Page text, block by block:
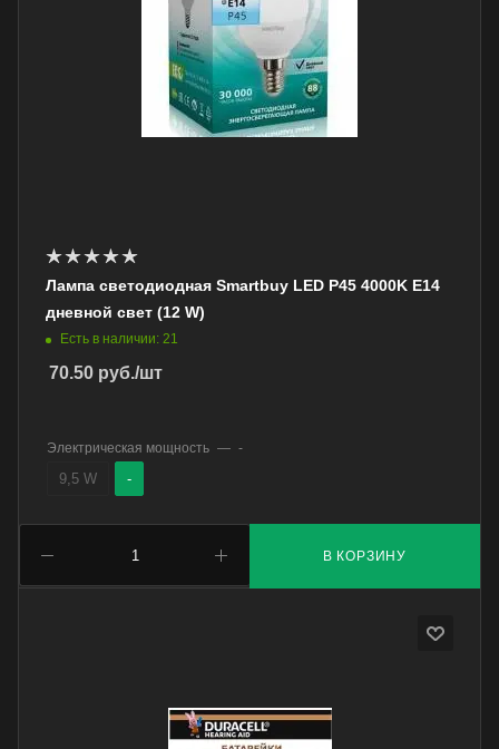
Лампа светодиодная Smartbuy LED P45 4000K E14
дневной свет (12 W)
Есть в наличии: 21
70.50 руб./шт
В КОРЗИНУ
Электрическая мощность — -
9,5 W -